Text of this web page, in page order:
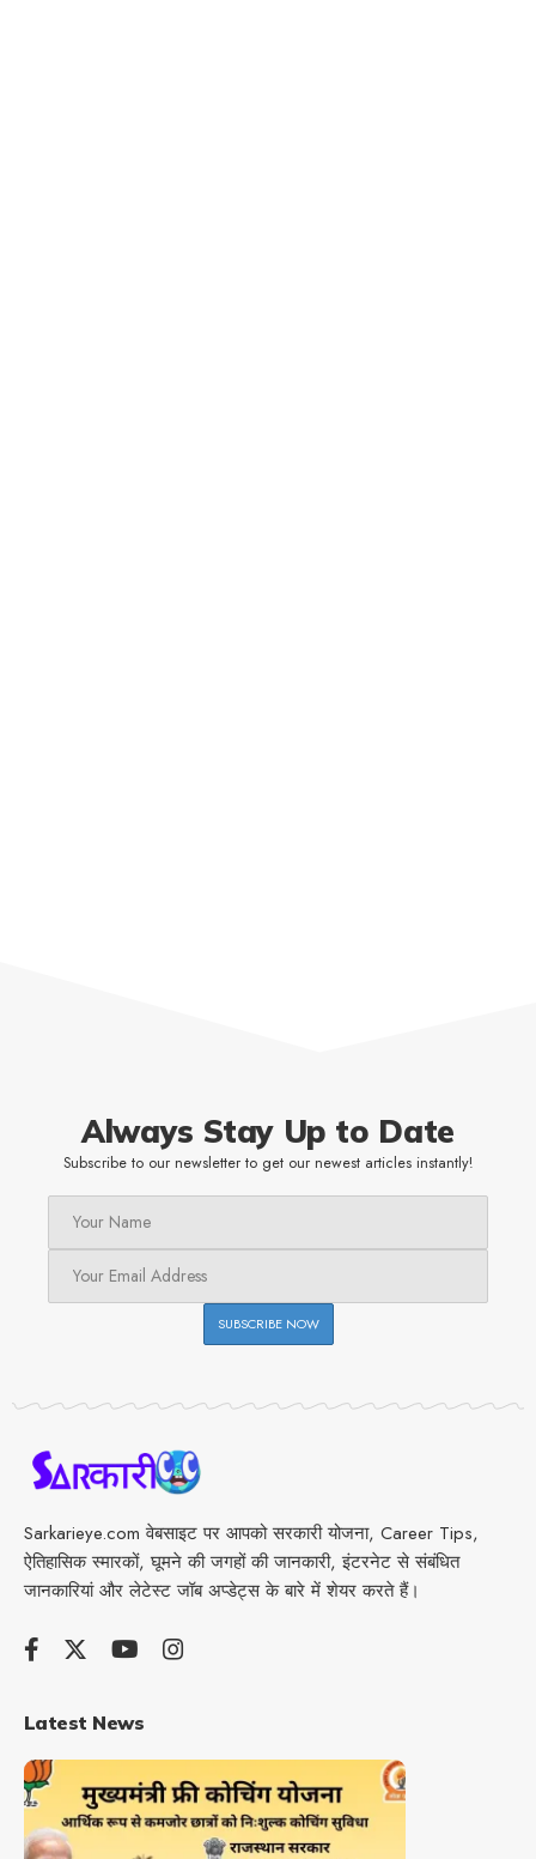
Always Stay Up to Date
Subscribe to our newsletter to get our newest articles instantly!
Sarkarieye.com वेबसाइट पर आपको सरकारी योजना, Career Tips,
ऐतिहासिक स्मारकों, घूमने की जगहों की जानकारी, इंटरनेट से संबंधित
जानकारियां और लेटेस्ट जॉब अप्डेट्स के बारे में शेयर करते हैं।
Latest News